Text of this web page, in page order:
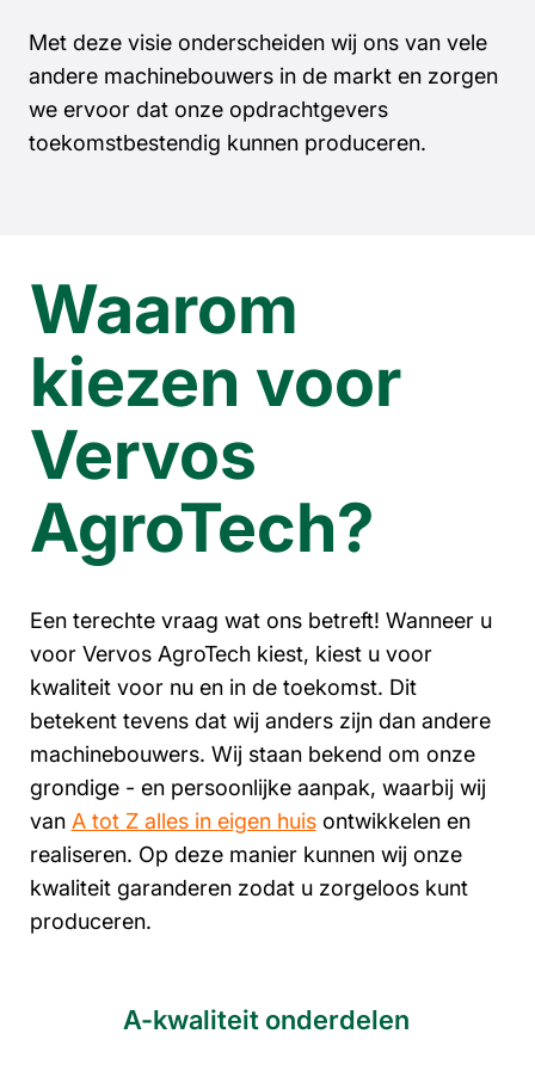
Met deze visie onderscheiden wij ons van vele
andere machinebouwers in de markt en zorgen
we ervoor dat onze opdrachtgevers
toekomstbestendig kunnen produceren.
Waarom
kiezen voor
Vervos
AgroTech?
Een terechte vraag wat ons betreft! Wanneer u
voor Vervos AgroTech kiest, kiest u voor
kwaliteit voor nu en in de toekomst. Dit
betekent tevens dat wij anders zijn dan andere
machinebouwers. Wij staan bekend om onze
grondige - en persoonlijke aanpak, waarbij wij
van A tot Z alles in eigen huisontwikkelen en
realiseren. Op deze manier kunnen wij onze
kwaliteit garanderen zodat u zorgeloos kunt
produceren.
A-kwaliteit onderdelen